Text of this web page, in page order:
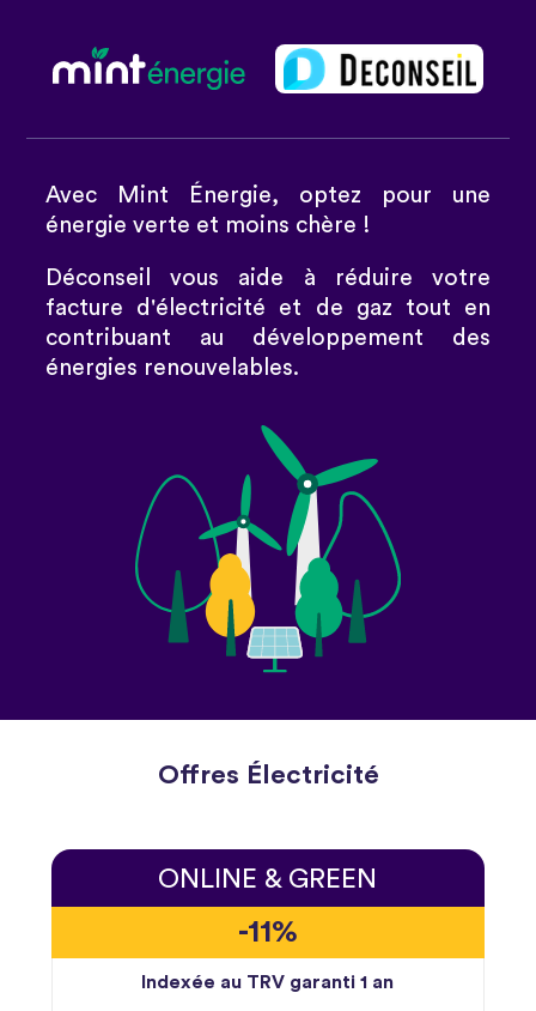
Avec Mint Énergie, optez pour une
énergie verte et moins chère !
Déconseil vous aide à réduire votre
facture d'électricité et de gaz tout en
contribuant au développement des
énergies renouvelables.
Offres Électricité
ONLINE & GREEN
-11%
Indexée au TRV garanti 1 an